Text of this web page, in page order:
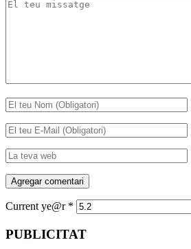
Current ye@r *
PUBLICITAT